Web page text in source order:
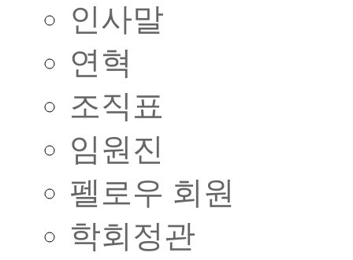
인사말
연혁
조직표
임원진
펠로우 회원
학회정관